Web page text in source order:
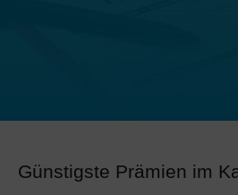
Günstigste Prämien im